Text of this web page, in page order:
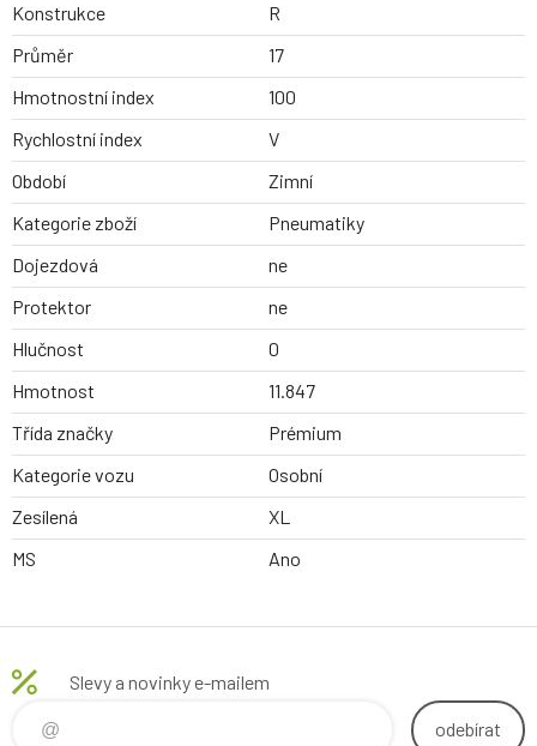
Konstrukce
R
Průměr
17
Hmotnostní index
100
Rychlostní index
V
Období
Zimní
Kategorie zboží
Pneumatiky
Dojezdová
ne
Protektor
ne
Hlučnost
0
Hmotnost
11.847
Třída značky
Prémium
Kategorie vozu
Osobní
Zesílená
XL
MS
Ano
Slevy a novinky e-mailem
odebírat